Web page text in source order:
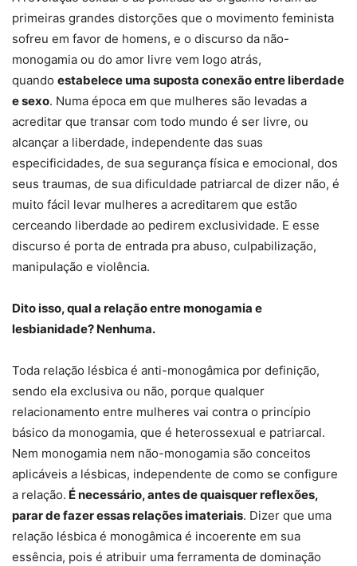
primeiras grandes distorções que o movimento feminista
sofreu em favor de homens, e o discurso da não-
monogamia ou do amor livre vem logo atrás,
quando estabelece uma suposta conexão entre liberdade
e sexo. Numa época em que mulheres são levadas a
acreditar que transar com todo mundo é ser livre, ou
alcançar a liberdade, independente das suas
especificidades, de sua segurança física e emocional, dos
seus traumas, de sua dificuldade patriarcal de dizer não, é
muito fácil levar mulheres a acreditarem que estão
cerceando liberdade ao pedirem exclusividade. E esse
discurso é porta de entrada pra abuso, culpabilização,
manipulação e violência.
Dito isso, qual a relação entre monogamia e
lesbianidade? Nenhuma.
Toda relação lésbica é anti-monogâmica por definição,
sendo ela exclusiva ou não, porque qualquer
relacionamento entre mulheres vai contra o princípio
básico da monogamia, que é heterossexual e patriarcal.
Nem monogamia nem não-monogamia são conceitos
aplicáveis a lésbicas, independente de como se configure
a relação. É necessário, antes de quaisquer reflexões,
parar de fazer essas relações imateriais. Dizer que uma
relação lésbica é monogâmica é incoerente em sua
essência, pois é atribuir uma ferramenta de dominação